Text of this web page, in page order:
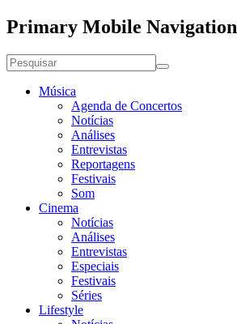
Primary Mobile Navigation
Música
Agenda de Concertos
Notícias
Análises
Entrevistas
Reportagens
Festivais
Som
Cinema
Notícias
Análises
Entrevistas
Especiais
Festivais
Séries
Lifestyle